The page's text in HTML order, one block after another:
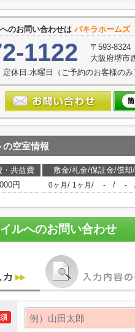
のお問い合わせは パキラホームズ
1122
〒593-8324
大阪府堺市
休日:水曜日（ご予約のお客様のみ
の空室情報
・共益費 敷金/礼金/保証金/償却/
円 0ヶ月 / 1ヶ月 / - / -
ルへのお問い合わせ